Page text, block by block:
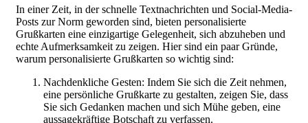
In einer Zeit, in der schnelle Textnachrichten und Social-Media-
Posts zur Norm geworden sind, bieten personalisierte
Grußkarten eine einzigartige Gelegenheit, sich abzuheben und
echte Aufmerksamkeit zu zeigen. Hier sind ein paar Gründe,
warum personalisierte Grußkarten so wichtig sind:
Nachdenkliche Gesten: Indem Sie sich die Zeit nehmen,
eine persönliche Grußkarte zu gestalten, zeigen Sie, dass
Sie sich Gedanken machen und sich Mühe geben, eine
aussagekräftige Botschaft zu verfassen.